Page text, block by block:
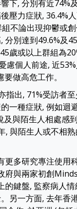
下, 分別有近74%
壓力症狀, 36.4%
不論出現抑鬱或
分別達到49.6%及
歲或以上群組為
慮個人前途, 近
做高危工作。
指出, 71%受訪者
一種症狀, 例如迴
與陌生人相處感
, 與陌生人或不相
更多研究專注使用
府與兩家初創
的鍵盤, 監察病人
另一方面, 去年香